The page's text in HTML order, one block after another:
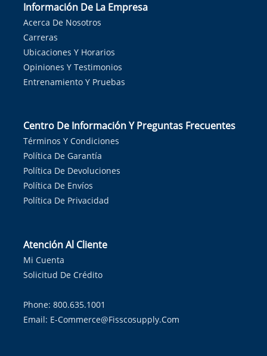
Información De La Empresa
Acerca De Nosotros
Carreras
Ubicaciones Y Horarios
Opiniones Y Testimonios
Entrenamiento Y Pruebas
Centro De Información Y Preguntas Frecuentes
Términos Y Condiciones
Política De Garantía
Política De Devoluciones
Política De Envíos
Política De Privacidad
Atención Al Cliente
Mi Cuenta
Solicitud De Crédito
Phone: 800.635.1001
Email: E-Commerce@fisscosupply.com